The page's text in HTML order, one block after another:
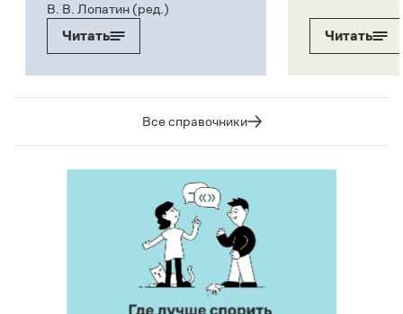
В. В. Лопатин (ред.)
Читать
Читать
Все справочники